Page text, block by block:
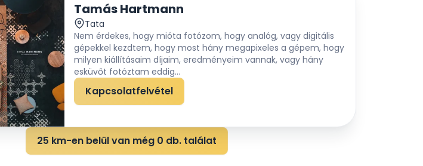
Tamás Hartmann
Tata
Nem érdekes, hogy mióta fotózom, hogy analóg, vagy digitális
gépekkel kezdtem, hogy most hány megapixeles a gépem, hogy
milyen kiállításaim díjaim, eredményeim vannak, vagy hány
esküvőt fotóztam eddig...
Kapcsolatfelvétel
25 km-en belül van még 0 db. találat